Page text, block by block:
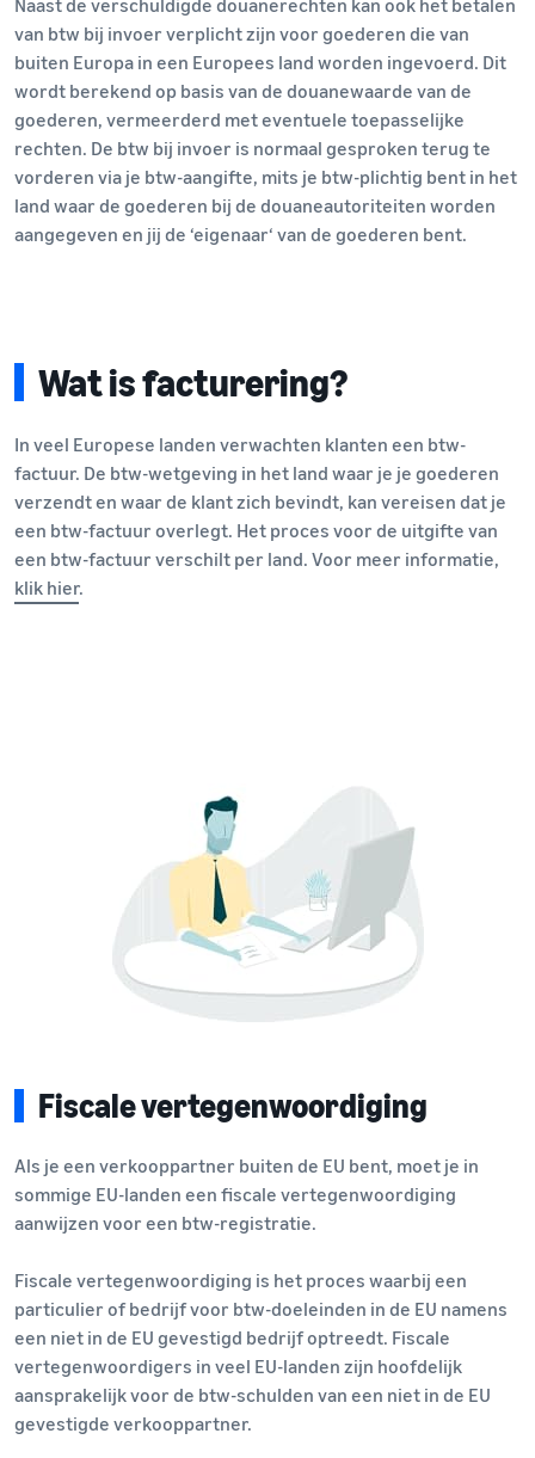
Naast de verschuldigde douanerechten kan ook het betalen
van btw bij invoer verplicht zijn voor goederen die van
buiten Europa in een Europees land worden ingevoerd. Dit
wordt berekend op basis van de douanewaarde van de
goederen, vermeerderd met eventuele toepasselijke
rechten. De btw bij invoer is normaal gesproken terug te
vorderen via je btw-aangifte, mits je btw-plichtig bent in het
land waar de goederen bij de douaneautoriteiten worden
aangegeven en jij de ‘eigenaar‘ van de goederen bent.
Wat is facturering?
In veel Europese landen verwachten klanten een btw-
factuur. De btw-wetgeving in het land waar je je goederen
verzendt en waar de klant zich bevindt, kan vereisen dat je
een btw-factuur overlegt. Het proces voor de uitgifte van
een btw-factuur verschilt per land. Voor meer informatie,
klik hier.
Fiscale vertegenwoordiging
Als je een verkooppartner buiten de EU bent, moet je in
sommige EU-landen een fiscale vertegenwoordiging
aanwijzen voor een btw-registratie.
Fiscale vertegenwoordiging is het proces waarbij een
particulier of bedrijf voor btw-doeleinden in de EU namens
een niet in de EU gevestigd bedrijf optreedt. Fiscale
vertegenwoordigers in veel EU-landen zijn hoofdelijk
aansprakelijk voor de btw-schulden van een niet in de EU
gevestigde verkooppartner.